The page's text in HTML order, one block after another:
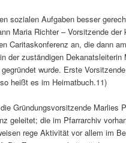
sozialen Aufgaben besser
Maria Richter – Vorsitzende der
Caritaskonferenz an, die dann am
der zuständigen Dekanatsleiterin
wurde. Erste
heißt es im Heimatbuch.11)
Gründungsvorsitzende Marlies
geleitet; die im Pfarrarchiv
rege Aktivität vor allem im